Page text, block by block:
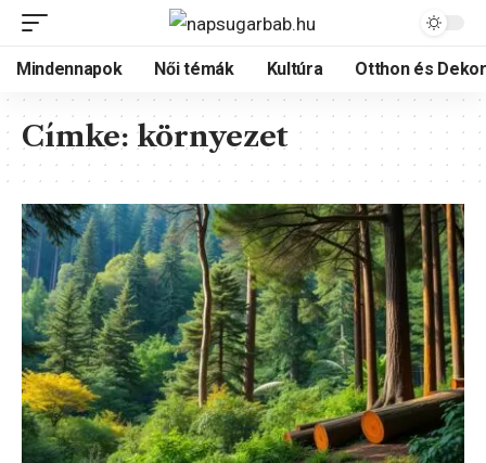
Mindennapok Női témák Kultúra Otthon és
Címke: környezet